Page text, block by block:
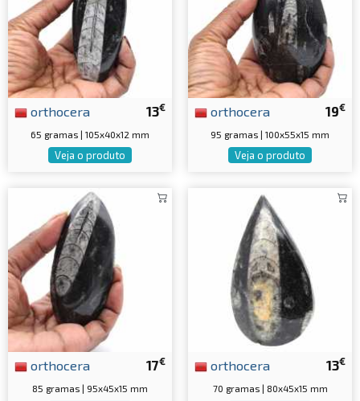
13€
orthocera
65 gramas | 105x40x12 mm
Veja o produto
19€
orthocera
95 gramas | 100x55x15 mm
Veja o produto
17€
orthocera
85 gramas | 95x45x15 mm
13€
orthocera
70 gramas | 80x45x15 mm